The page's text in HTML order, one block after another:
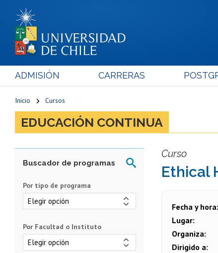
ADMISIÓN CARRERAS
Inicio Cursos
EDUCACIÓN CONTINUA
Curso
Ethical
Fecha y hora
Lugar
Organiza
Dirigido a
Por tipo de programa
Por Facultad o Instituto